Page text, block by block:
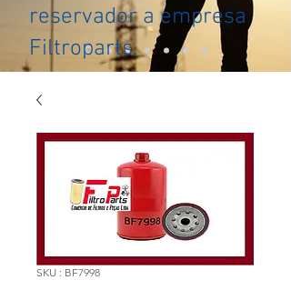
reservador a empresa
Filtroparts.
SKU : BF7998